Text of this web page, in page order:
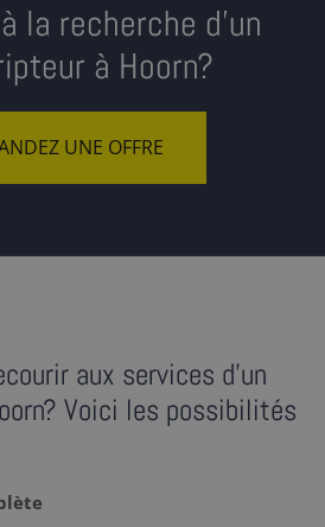
la recherche d’un
à Hoorn?
UNE OFFRE
aux services d'un
Voici les possibilités